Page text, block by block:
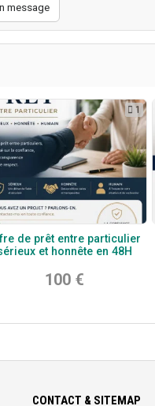
message
1
de prêt entre particulier
et honnête en 48H
100 €
CONTACT & SITEMAP